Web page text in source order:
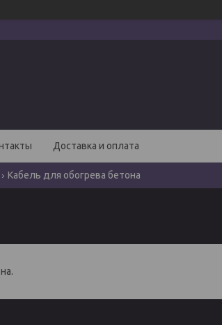
Доставка и оплата
Кабель для обогрева бетона